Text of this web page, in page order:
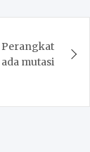
Perangkat
mutasi